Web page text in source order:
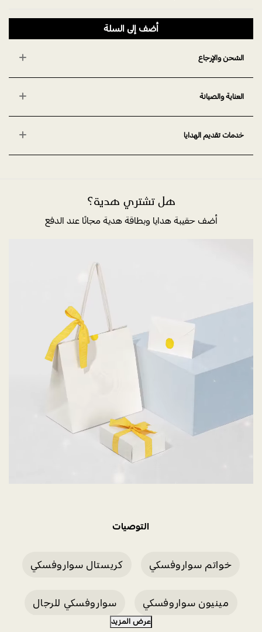
أضف إلى السلة
الشحن والإرجاع
العناية والصيانة
خدمات تقديم الهدايا
هل تشتري هدية؟
أضف حقيبة هدايا وبطاقة هدية مجانًا عند الدفع
التوصيات
خواتم سواروفسكي كريستال سواروفسكي
مينيون سواروفسكي سواروفسكي للرجال
عرض المزيد